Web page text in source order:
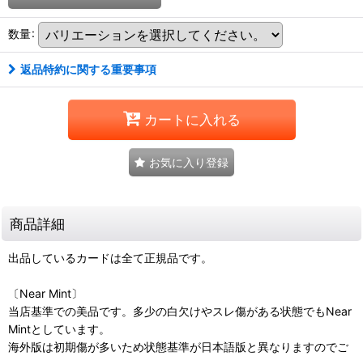
数量:
返品特約に関する重要事項
カートに入れる
お気に入り登録
商品詳細
出品しているカードは全て正規品です。
〔Near Mint〕
当店基準での美品です。多少の白欠けやスレ傷がある状態でもNear
Mintとしています。
海外版は初期傷が多いため状態基準が日本語版と異なりますのでご